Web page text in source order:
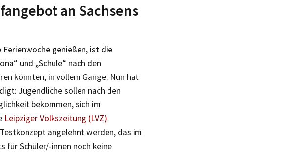
an Sachsens
Ferienwoche genießen, ist die
und „Schule“ nach den
könnten, in vollem Gange. Nun hat
Jugendliche sollen nach den
bekommen, sich im
Leipziger Volkszeitung (LVZ).
angelehnt werden, das im
für Schüler/-innen noch keine